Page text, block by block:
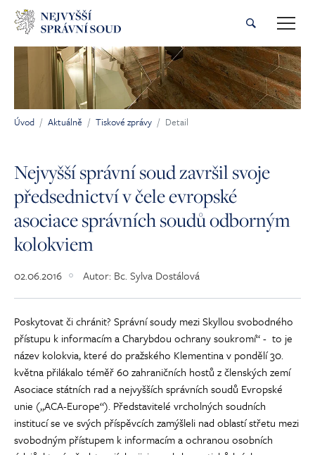
Přeskočit na hlavní obsah
Jsi tady:
Úvod Aktuálně Tiskové zprávy Detail
Nejvyšší správní soud završil svoje
předsednictví v čele evropské
asociace správních soudů odborným
kolokviem
02.06.2016 Autor: Bc. Sylva Dostálová
Poskytovat či chránit? Správní soudy mezi Skyllou svobodného
přístupu k informacím a Charybdou ochrany soukromí“ - to je
název kolokvia, které do pražského Klementina v pondělí 30.
května přilákalo téměř 60 zahraničních hostů z členských zemí
Asociace státních rad a nejvyšších správních soudů Evropské
unie („ACA-Europe“). Představitelé vrcholných soudních
institucí se ve svých příspěvcích zamýšleli nad oblastí střetu mezi
svobodným přístupem k informacím a ochranou osobních